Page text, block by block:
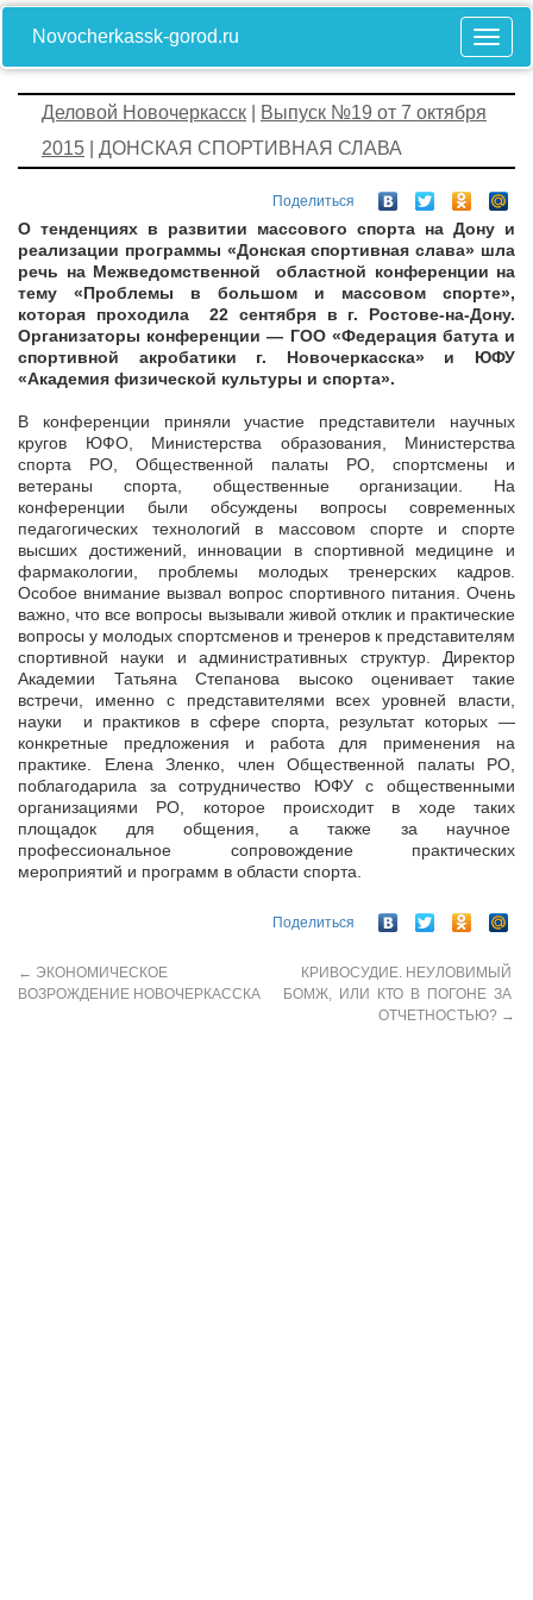
Novocherkassk-gorod.ru
Деловой Новочеркасск
Выпуск №19 от 7 октября
2015 | ДОНСКАЯ СПОРТИВНАЯ СЛАВА
Поделиться
О тенденциях в развитии массового спорта на Дону и
реализации программы «Донская спортивная слава» шла
речь на Межведомственной областной конференции на
тему «Проблемы в большом и массовом спорте»,
которая проходила 22 сентября в г. Ростове-на-Дону.
Организаторы конференции — ГОО «Федерация батута и
спортивной акробатики г. Новочеркасска» и ЮФУ
«Академия физической культуры и спорта».
В конференции приняли участие представители научных
кругов ЮФО, Министерства образования, Министерства
спорта РО, Общественной палаты РО, спортсмены и
ветераны спорта, общественные организации. На
конференции были обсуждены вопросы современных
педагогических технологий в массовом спорте и спорте
высших достижений, инновации в спортивной медицине и
фармакологии, проблемы молодых тренерских кадров.
Особое внимание вызвал вопрос спортивного питания. Очень
важно, что все вопросы вызывали живой отклик и практические
вопросы у молодых спортсменов и тренеров к представителям
спортивной науки и административных структур. Директор
Академии Татьяна Степанова высоко оценивает такие
встречи, именно с представителями всех уровней власти,
науки и практиков в сфере спорта, результат которых —
конкретные предложения и работа для применения на
практике. Елена Зленко, член Общественной палаты РО,
поблагодарила за сотрудничество ЮФУ с общественными
организациями РО, которое происходит в ходе таких
площадок для общения, а также за научное
профессиональное сопровождение практических
мероприятий и программ в области спорта.
Поделиться
← ЭКОНОМИЧЕСКОЕ
ВОЗРОЖДЕНИЕ НОВОЧЕРКАССКА
КРИВОСУДИЕ. НЕУЛОВИМЫЙ
БОМЖ, ИЛИ КТО В ПОГОНЕ ЗА
ОТЧЕТНОСТЬЮ? →